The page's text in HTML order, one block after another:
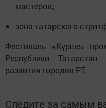
мастеров;
зона татарского
Фестиваль «Күрше»
Республики
развития городов РТ.
Следите за самым